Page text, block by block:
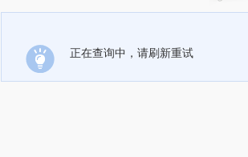
正在查询中，请刷新重试